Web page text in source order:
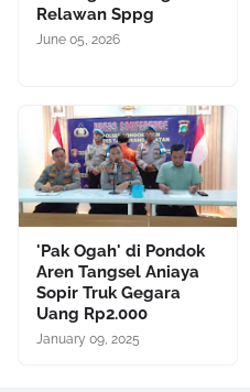
Relawan Sppg
June 05, 2026
'Pak Ogah' di Pondok
Aren Tangsel Aniaya
Sopir Truk Gegara
Uang Rp2.000
January 09, 2025